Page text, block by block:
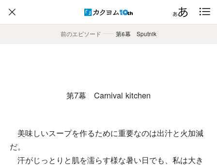
前のエピソード
―― 第6幕 Sputnik
第7幕 Carnival kitchen
美味しいスープを作るために重要なのは出汁と火加減
だ。
汗がじっとりと肌を濡らす様な暑い日でも、私は大き